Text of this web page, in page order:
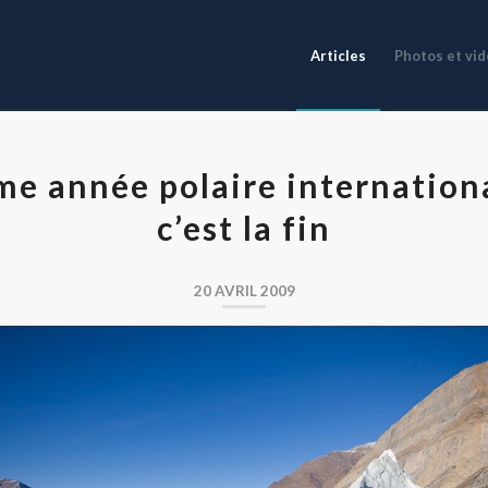
Articles Photos et
année polaire
c’est la fin
20 AVRIL 2009